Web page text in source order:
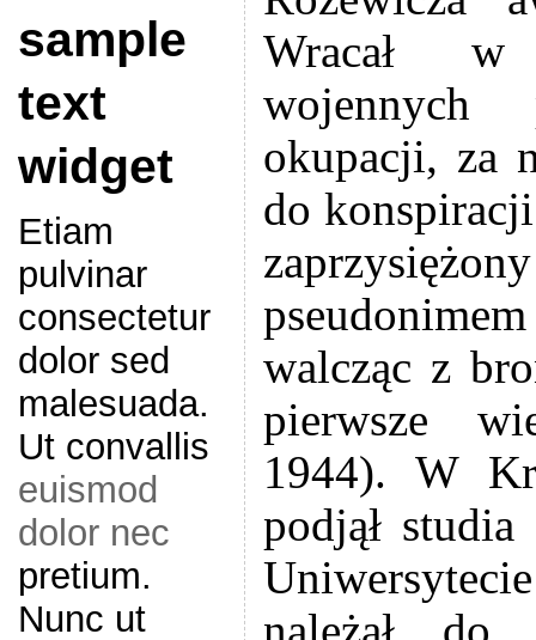
sample
text
widget
Etiam
pulvinar
consectetur
dolor sed
malesuada.
Ut convallis
euismod
dolor nec
pretium.
Nunc ut
Wracał
wojennych
okupacji, za
do
walcząc z
pierwsze
1944). W
podjął
należał do